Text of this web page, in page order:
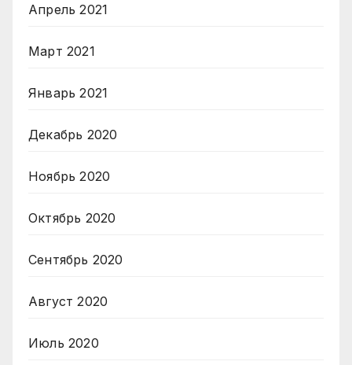
Апрель 2021
Март 2021
Январь 2021
Декабрь 2020
Ноябрь 2020
Октябрь 2020
Сентябрь 2020
Август 2020
Июль 2020